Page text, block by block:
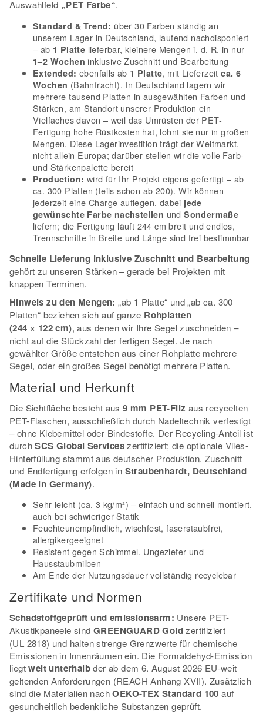
Auswahlfeld „PET Farbe“.
Standard & Trend: über 30 Farben ständig an
unserem Lager in Deutschland, laufend nachdisponiert
– ab 1 Platte lieferbar, kleinere Mengen i. d. R. in nur
1–2 Wochen inklusive Zuschnitt und Bearbeitung
Extended: ebenfalls ab 1 Platte, mit Lieferzeitca. 6
Wochen (Bahnfracht). In Deutschland lagern wir
mehrere tausend Platten in ausgewählten Farben und
Stärken, am Standort unserer Produktion ein
Vielfaches davon – weil das Umrüsten der PET-
Fertigung hohe Rüstkosten hat, lohnt sie nur in großen
Mengen. Diese Lagerinvestition trägt der Weltmarkt,
nicht allein Europa; darüber stellen wir die volle Farb-
und Stärkenpalette bereit
Production: wird für Ihr Projekt eigens gefertigt – ab
ca. 300 Platten (teils schon ab 200). Wir können
jederzeit eine Charge auflegen, dabei jede
gewünschte Farbe nachstellen undSondermaße
liefern; die Fertigung läuft 244 cm breit und endlos,
Trennschnitte in Breite und Länge sind frei bestimmbar
Schnelle Lieferung inklusive Zuschnitt und Bearbeitung
gehört zu unseren Stärken – gerade bei Projekten mit
knappen Terminen.
Hinweis zu den Mengen: „ab 1 Platte“ und „ab ca. 300
Platten“ beziehen sich auf ganze Rohplatten
(244 × 122 cm), aus denen wir Ihre Segel zuschneiden –
nicht auf die Stückzahl der fertigen Segel. Je nach
gewählter Größe entstehen aus einer Rohplatte mehrere
Segel, oder ein großes Segel benötigt mehrere Platten.
Material und Herkunft
Die Sichtfläche besteht aus9 mm PET-Filz aus recycelten
PET-Flaschen, ausschließlich durch Nadeltechnik verfestigt
– ohne Klebemittel oder Bindestoffe. Der Recycling-Anteil ist
durchSCS Global Serviceszertifiziert; die optionale Vlies-
Hinterfüllung stammt aus deutscher Produktion. Zuschnitt
und Endfertigung erfolgen in Straubenhardt, Deutschland
(Made in Germany).
Sehr leicht (ca. 3 kg/m²) – einfach und schnell montiert,
auch bei schwieriger Statik
Feuchteunempfindlich, wischfest, faserstaubfrei,
allergikergeeignet
Resistent gegen Schimmel, Ungeziefer und
Hausstaubmilben
Am Ende der Nutzungsdauer vollständig recyclebar
Zertifikate und Normen
Schadstoffgeprüft und emissionsarm: Unsere PET-
Akustikpaneele sind GREENGUARD Goldzertifiziert
(UL 2818) und halten strenge Grenzwerte für chemische
Emissionen in Innenräumen ein. Die Formaldehyd-Emission
liegtweit unterhalbder ab dem 6. August 2026 EU-weit
geltenden Anforderungen (REACH Anhang XVII). Zusätzlich
sind die Materialien nachOEKO-TEX Standard 100 auf
gesundheitlich bedenkliche Substanzen geprüft.